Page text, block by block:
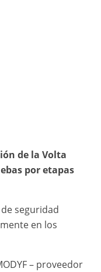
de la Volta
por etapas
seguridad
en los
– proveedor